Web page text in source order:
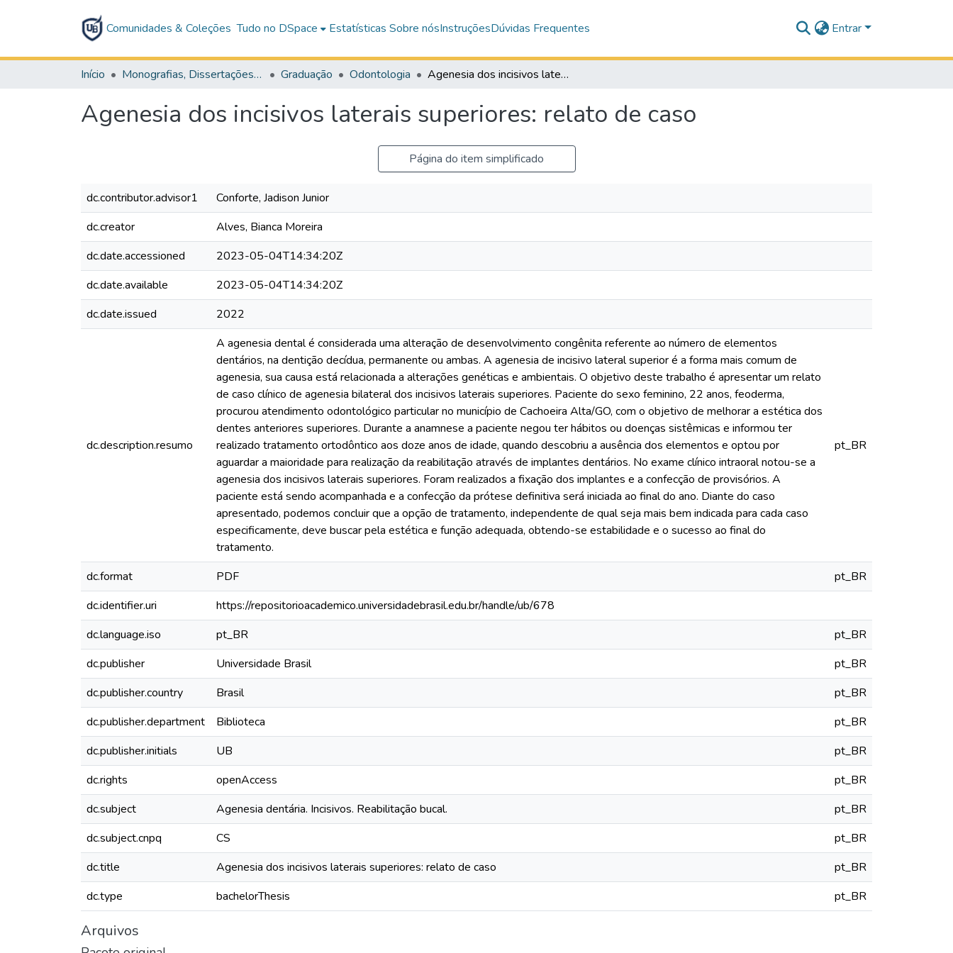
Comunidades & Coleções Tudo no DSpace Estatísticas Sobre nósInstruçõesDúvidas Frequentes Entrar
Início Monografias, Dissertações e Teses Graduação Odontologia Agenesia dos incisivos laterais superiores: relato de caso
Agenesia dos incisivos laterais superiores: relato de caso
Página do item simplificado
dc.contributor.advisor1
Conforte, Jadison Junior
dc.creator
Alves, Bianca Moreira
dc.date.accessioned
2023-05-04T14:34:20Z
dc.date.available
2023-05-04T14:34:20Z
dc.date.issued
2022
dc.description.resumo
A agenesia dental é considerada uma alteração de desenvolvimento congênita referente ao número de elementos
dentários, na dentição decídua, permanente ou ambas. A agenesia de incisivo lateral superior é a forma mais comum de
agenesia, sua causa está relacionada a alterações genéticas e ambientais. O objetivo deste trabalho é apresentar um relato
de caso clínico de agenesia bilateral dos incisivos laterais superiores. Paciente do sexo feminino, 22 anos, feoderma,
procurou atendimento odontológico particular no município de Cachoeira Alta/GO, com o objetivo de melhorar a estética dos
dentes anteriores superiores. Durante a anamnese a paciente negou ter hábitos ou doenças sistêmicas e informou ter
realizado tratamento ortodôntico aos doze anos de idade, quando descobriu a ausência dos elementos e optou por
aguardar a maioridade para realização da reabilitação através de implantes dentários. No exame clínico intraoral notou-se a
agenesia dos incisivos laterais superiores. Foram realizados a fixação dos implantes e a confecção de provisórios. A
paciente está sendo acompanhada e a confecção da prótese definitiva será iniciada ao final do ano. Diante do caso
apresentado, podemos concluir que a opção de tratamento, independente de qual seja mais bem indicada para cada caso
especificamente, deve buscar pela estética e função adequada, obtendo-se estabilidade e o sucesso ao final do
tratamento.
pt_BR
dc.format PDF
pt_BR
dc.identifier.uri
https://repositorioacademico.universidadebrasil.edu.br/handle/ub/678
dc.language.iso
pt_BR
pt_BR
dc.publisher
Universidade Brasil
pt_BR
dc.publisher.country
Brasil
pt_BR
dc.publisher.department
Biblioteca
pt_BR
dc.publisher.initials
UB
pt_BR
dc.rights
openAccess
pt_BR
dc.subject
Agenesia dentária. Incisivos. Reabilitação bucal.
pt_BR
dc.subject.cnpq
CS
pt_BR
dc.title
Agenesia dos incisivos laterais superiores: relato de caso
pt_BR
dc.type
bachelorThesis pt_BR
Arquivos